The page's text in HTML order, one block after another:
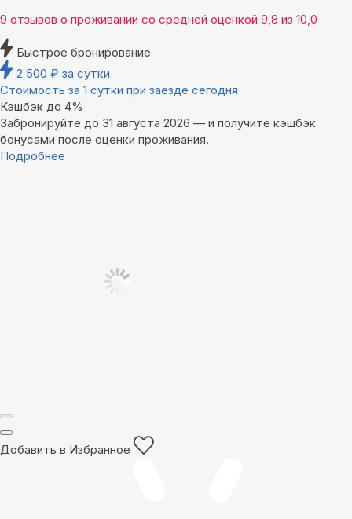
9 отзывов о проживании со средней оценкой 9,8 из 10,0
Быстрое бронирование
2 500 ₽ за сутки
Стоимость за 1 сутки при заезде сегодня
Кэшбэк до 4%
Забронируйте до 31 августа 2026 — и получите кэшбэк
бонусами после оценки проживания.
Подробнее
Добавить в Избранное